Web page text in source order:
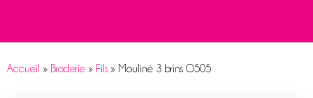
Accueil » Broderie » Fils » Mouliné 3 brins O505